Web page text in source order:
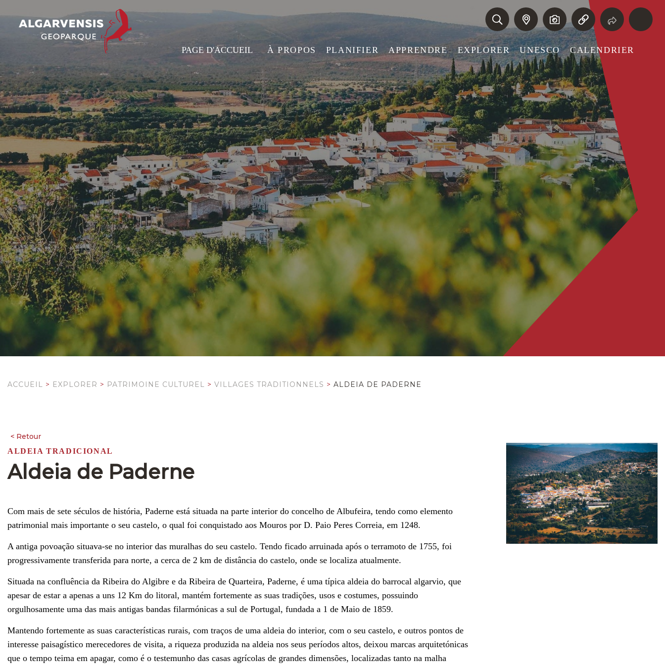
PAGE D'ACCUEIL À PROPOS PLANIFIER APPRENDRE EXPLORER UNESCO CALENDRIER
ACCUEIL > EXPLORER > PATRIMOINE CULTUREL > VILLAGES TRADITIONNELS > ALDEIA DE PADERNE
ALDEIA TRADICIONAL
Aldeia de Paderne
Com mais de sete séculos de história, Paderne está situada na parte interior do concelho de Albufeira, tendo como elemento
patrimonial mais importante o seu castelo, o qual foi conquistado aos Mouros por D. Paio Peres Correia, em 1248.
A antiga povoação situava-se no interior das muralhas do seu castelo. Tendo ficado arruinada após o terramoto de 1755, foi
progressivamente transferida para norte, a cerca de 2 km de distância do castelo, onde se localiza atualmente.
Situada na confluência da Ribeira do Algibre e da Ribeira de Quarteira, Paderne, é uma típica aldeia do barrocal algarvio, que
apesar de estar a apenas a uns 12 Km do litoral, mantém fortemente as suas tradições, usos e costumes, possuindo
orgulhosamente uma das mais antigas bandas filarmónicas a sul de Portugal, fundada a 1 de Maio de 1859.
Mantendo fortemente as suas características rurais, com traços de uma aldeia do interior, com o seu castelo, e outros pontos de
interesse paisagístico merecedores de visita, a riqueza produzida na aldeia nos seus períodos altos, deixou marcas arquitetónicas
que o tempo teima em apagar, como é o testemunho das casas agrícolas de grandes dimensões, localizadas tanto na malha